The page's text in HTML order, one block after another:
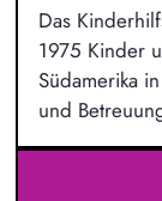
Das
1975 Kinder
Südamerika
und